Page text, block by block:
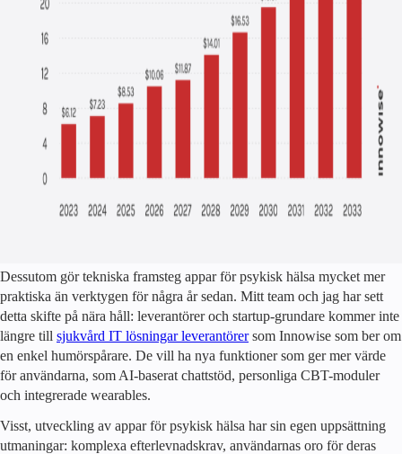
Dessutom gör tekniska framsteg appar för psykisk hälsa mycket mer
praktiska än verktygen för några år sedan. Mitt team och jag har sett
detta skifte på nära håll: leverantörer och startup-grundare kommer inte
längre till sjukvård IT lösningar leverantörersom Innowise som ber om
en enkel humörspårare. De vill ha nya funktioner som ger mer värde
för användarna, som AI-baserat chattstöd, personliga CBT-moduler
och integrerade wearables.
Visst, utveckling av appar för psykisk hälsa har sin egen uppsättning
utmaningar: komplexa efterlevnadskrav, användarnas oro för deras